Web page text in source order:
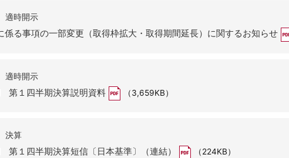
適時開示
係る事項の一部変更（取得枠拡大・取得期間延長）に関するお知らせ
適時開示
第１四半期決算説明資料 （3,659KB）
決算
１四半期決算短信〔日本基準〕（連結） （224KB）